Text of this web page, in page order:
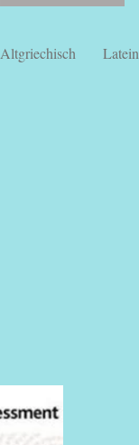
Altgriechisch Latein